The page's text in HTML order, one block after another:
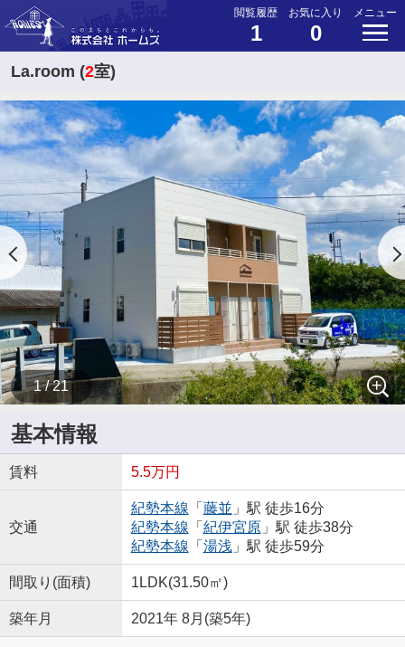
閲覧履歴
1
お気に入り
0
メニュー
La.room (2室)
1 / 21
基本情報
賃料 5.5万円
交通
紀勢本線 「 藤並 」駅 徒歩16分
紀勢本線 「 紀伊宮原」駅 徒歩38分
紀勢本線 「 湯浅」駅 徒歩59分
間取り(面積) 1LDK(31.50㎡)
築年月 2021年 8月(築5年)